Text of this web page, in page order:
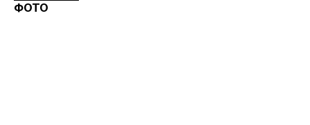
ФОТО